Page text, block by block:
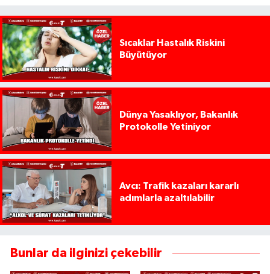
Sıcaklar Hastalık Riskini
Büyütüyor
Dünya Yasaklıyor, Bakanlık
Protokolle Yetiniyor
Avcı: Trafik kazaları kararlı
adımlarla azaltılabilir
Bunlar da ilginizi çekebilir